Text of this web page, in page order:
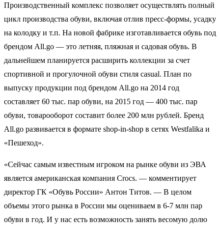
Производственный комплекс позволяет осуществлять полный
цикл производства обуви, включая отлив пресс-формы, усадку
на колодку и т.п. На новой фабрике изготавливается обувь под
брендом All.go — это летняя, пляжная и садовая обувь. В
дальнейшем планируется расширить коллекции за счет
спортивной и прогулочной обуви стиля casual. План по
выпуску продукции под брендом All.go на 2014 год
составляет 60 тыс. пар обуви, на 2015 год — 400 тыс. пар
обуви, товарооборот составит более 200 млн рублей. Бренд
All.go развивается в формате shop-in-shop в сетях Westfalika и
«Пешеход».
«Сейчас самым известным игроком на рынке обуви из ЭВА
является американская компания Crocs. — комментирует
директор ГК «Обувь России» Антон Титов. — В целом
объемы этого рынка в России мы оцениваем в 6-7 млн пар
обуви в год. И у нас есть возможность занять весомую долю